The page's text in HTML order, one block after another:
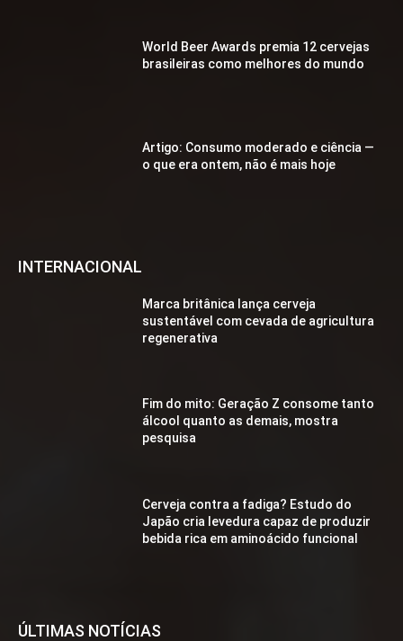
World Beer Awards premia 12 cervejas
brasileiras como melhores do mundo
Artigo: Consumo moderado e ciência —
o que era ontem, não é mais hoje
INTERNACIONAL
Marca britânica lança cerveja
sustentável com cevada de agricultura
regenerativa
Fim do mito: Geração Z consome tanto
álcool quanto as demais, mostra
pesquisa
Cerveja contra a fadiga? Estudo do
Japão cria levedura capaz de produzir
bebida rica em aminoácido funcional
ÚLTIMAS NOTÍCIAS